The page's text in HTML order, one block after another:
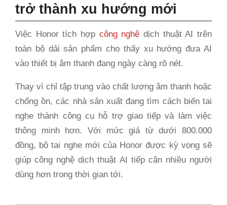
trở thành xu hướng mới
Việc Honor tích hợp công nghệ dịch thuật AI trên
toàn bộ dải sản phẩm cho thấy xu hướng đưa AI
vào thiết bị âm thanh đang ngày càng rõ nét.
Thay vì chỉ tập trung vào chất lượng âm thanh hoặc
chống ồn, các nhà sản xuất đang tìm cách biến tai
nghe thành công cụ hỗ trợ giao tiếp và làm việc
thông minh hơn. Với mức giá từ dưới 800.000
đồng, bộ tai nghe mới của Honor được kỳ vọng sẽ
giúp công nghệ dịch thuật AI tiếp cận nhiều người
dùng hơn trong thời gian tới.